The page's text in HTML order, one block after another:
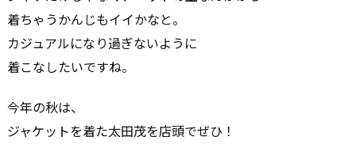
着ちゃうかんじもイイかなと。
カジュアルになり過ぎないように
着こなしたいですね。
今年の秋は、
ジャケットを着た太田茂を店頭でぜひ！